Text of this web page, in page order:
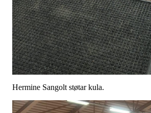
Hermine Sangolt støtar kula.